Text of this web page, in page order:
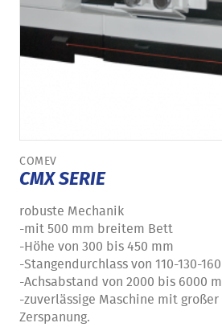
COMEV
CMX SERIE
robuste Mechanik
-mit 500 mm breitem Bett
-Höhe von 300 bis 450 mm
-Stangendurchlass von 110-130-160
-Achsabstand von 2000 bis 6000
-zuverlässige Maschine mit
Zerspanung.